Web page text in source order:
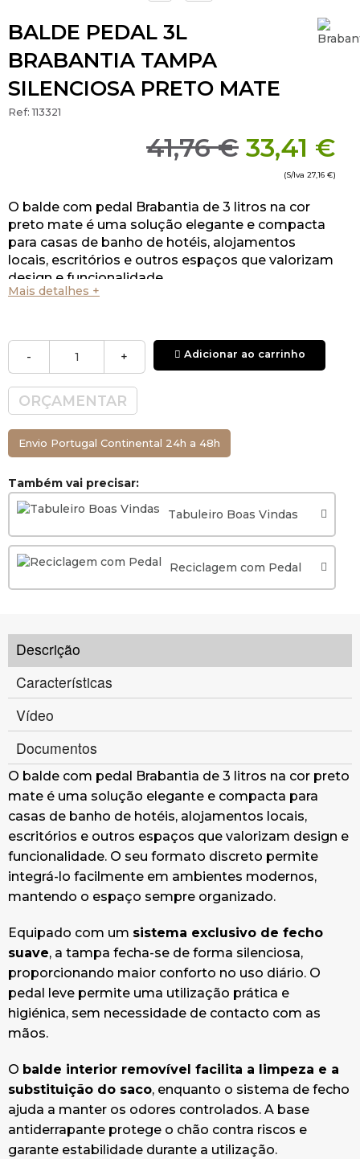
BALDE PEDAL 3L
BRABANTIA TAMPA
SILENCIOSA PRETO MATE
Ref:113321
41,76 € 33,41 €
(S/Iva 27,16 €)
O balde com pedal Brabantia de 3 litros na cor
preto mate é uma solução elegante e compacta
para casas de banho de hotéis, alojamentos
locais, escritórios e outros espaços que valorizam
design e funcionalidade.
Mais detalhes +
- + Adicionar ao carrinho
ORÇAMENTAR
Envio Portugal Continental 24h a 48h
Também vai precisar:
Tabuleiro Boas Vindas
Reciclagem com Pedal
Descrição
Características
Vídeo
Documentos
O balde com pedal Brabantia de 3 litros na cor preto
mate é uma solução elegante e compacta para
casas de banho de hotéis, alojamentos locais,
escritórios e outros espaços que valorizam design e
funcionalidade. O seu formato discreto permite
integrá-lo facilmente em ambientes modernos,
mantendo o espaço sempre organizado.
Equipado com um sistema exclusivo de fecho
suave, a tampa fecha-se de forma silenciosa,
proporcionando maior conforto no uso diário. O
pedal leve permite uma utilização prática e
higiénica, sem necessidade de contacto com as
mãos.
O balde interior removível facilita a limpeza e a
substituição do saco, enquanto o sistema de fecho
ajuda a manter os odores controlados. A base
antiderrapante protege o chão contra riscos e
garante estabilidade durante a utilização.